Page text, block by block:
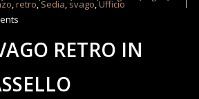
,retro,Sedia, svago,Ufficio
RETRO IN